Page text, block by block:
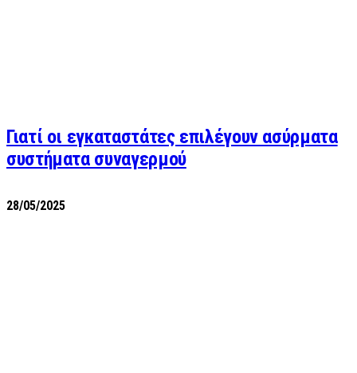
Γιατί οι εγκαταστάτες επιλέγουν ασύρματα
συστήματα συναγερμού
28/05/2025